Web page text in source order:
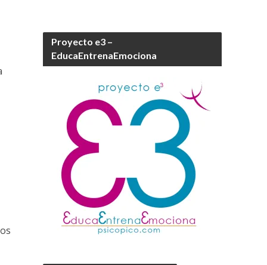
Proyecto e3 –
EducaEntrenaEmociona